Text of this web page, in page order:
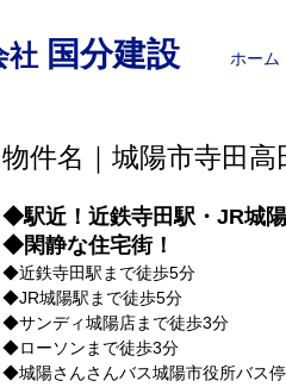
社 国分建設 ホーム
物件名｜城陽市寺田高
◆駅近！近鉄寺田駅・JR城陽
◆閑静な住宅街！
◆近鉄寺田駅まで徒歩5分
◆JR城陽駅まで徒歩5分
◆サンディ城陽店まで徒歩3分
◆ローソンまで徒歩3分
​◆城陽さんさんバス城陽市役所バス